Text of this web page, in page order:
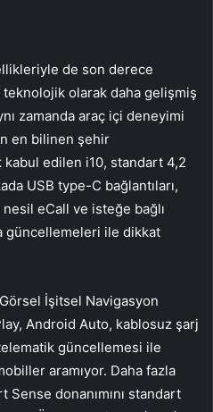
de son derece
teknolojik olarak daha gelişmiş
zamanda araç içi deneyimi
en bilinen şehir
edilen i10, standart 4,2
USB type-C bağlantıları,
eCall ve isteğe bağlı
güncellemeleri ile dikkat
İşitsel Navigasyon
Android Auto, kablosuz şarj
güncellemesi ile
aramıyor. Daha fazla
donanımını standart